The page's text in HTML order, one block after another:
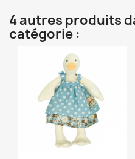
4 autres produits
catégorie :